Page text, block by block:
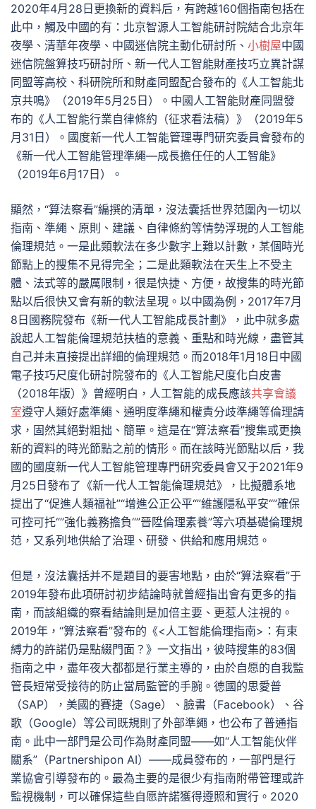
2020年4月28日更換新的資料后，有跨越160個指南包括在
此中，觸及中國的有：北京智源人工智能研討院結合北京年
夜學、清華年夜學、中國迷信院主動化研討所、 小樹屋中國
迷信院盤算技巧研討所、新一代人工智能財產技巧立異計謀
同盟等高校、科研院所和財產同盟配合發布的《人工智能北
京共鳴》（2019年5月25日）。中國人工智能財產同盟發
布的《人工智能行業自律條約（征求看法稿）》（2019年5
月31日）。國度新一代人工智能管理專門研究委員會發布的
《新一代人工智能管理準繩—成長擔任任的人工智能》
（2019年6月17日）。
顯然，“算法察看”編撰的清單，沒法囊括世界范圍內一切以
指南、準繩、原則、建議、自律條約等情勢浮現的人工智能
倫理規范。一是此類軟法在多少數字上難以計數，某個時光
節點上的搜集不見得完全；二是此類軟法在天生上不受主
體、法式等的嚴厲限制，很是快捷、方便，故搜集的時光節
點以后很快又會有新的軟法呈現。以中國為例，2017年7月
8日國務院發布《新一代人工智能成長計劃》，此中就多處
說起人工智能倫理規范扶植的意義、重點和時光線，盡管其
自己并未直接提出詳細的倫理規范。而2018年1月18日中國
電子技巧尺度化研討院發布的《人工智能尺度化白皮書
（2018年版）》曾經明白，人工智能的成長應該共享會議
室遵守人類好處準繩、通明度準繩和權責分歧準繩等倫理請
求，固然其絕對粗拙、簡單。這是在“算法察看”搜集或更換
新的資料的時光節點之前的情形。而在該時光節點以后，我
國的國度新一代人工智能管理專門研究委員會又于2021年9
月25日發布了《新一代人工智能倫理規范》，比擬體系地
提出了“促進人類福祉”“增進公正公平“”維護隱私平安“”確保
可控可托“”強化義務擔負“”晉陞倫理素養”等六項基礎倫理規
范，又系列地供給了治理、研發、供給和應用規范。
但是，沒法囊括并不是題目的要害地點，由於“算法察看”于
2019年發布此項研討初步結論時就曾經指出會有更多的指
南，而該組織的察看結論則是加倍主要、更惹人注視的。
2019年，“算法察看”發布的《<人工智能倫理指南>：有束
縛力的許諾仍是點綴門面？》一文指出，彼時搜集的83個
指南之中，盡年夜大都都是行業主導的，由於自愿的自我監
管長短常受接待的防止當局監管的手腕。德國的思愛普
（SAP），美國的賽捷（Sage）、臉書（Facebook）、谷
歌（Google）等公司既規則了外部準繩，也公布了普通指
南。此中一部門是公司作為財產同盟——如“人工智能伙伴
關系”（Partnershipon AI）——成員發布的，一部門是行
業協會引導發布的。最為主要的是很少有指南附帶管理或許
監視機制，可以確保這些自愿許諾獲得遵照和實行。2020